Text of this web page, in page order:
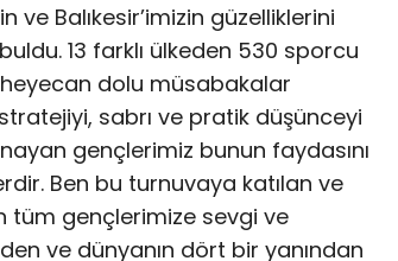
Balıkesir’imizin güzelliklerini
13 farklı ülkeden 530 sporcu
dolu müsabakalar
sabrı ve pratik düşünceyi
gençlerimiz bunun faydasını
Ben bu turnuvaya katılan ve
tüm gençlerimize sevgi ve
ve dünyanın dört bir yanından